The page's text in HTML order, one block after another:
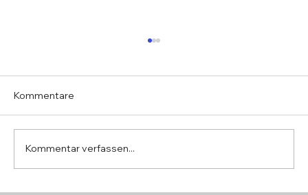
Jahreshauptversammlung 2026
Kommentare
Kommentar verfassen...